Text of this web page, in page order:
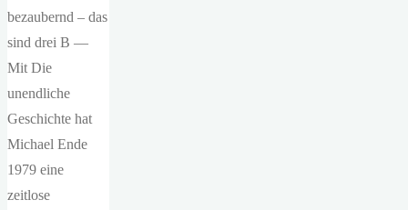
bezaubernd – das
sind drei B —
Mit Die
unendliche
Geschichte hat
Michael Ende
1979 eine
zeitlose